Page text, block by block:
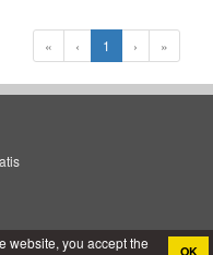
« ‹ 1 › »
website, you accept the
OK